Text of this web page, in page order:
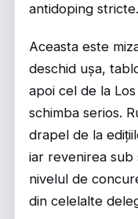
antidoping stricte.
Aceasta este
deschid ușa,
apoi cel de la
schimba serios.
drapel de la
iar revenirea sub
nivelul de
din celelalte